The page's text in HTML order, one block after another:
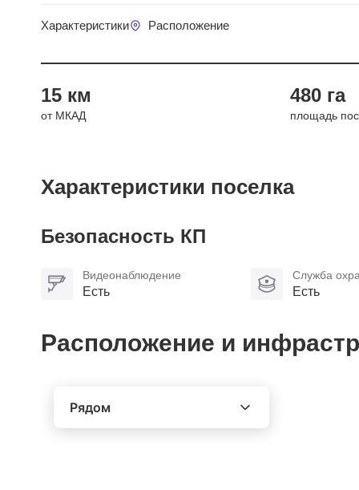
Характеристики Расположение
15 км
от МКАД
480 га
площадь
Характеристики поселка
Безопасность КП
Видеонаблюдение
Есть
Служба
Есть
Расположение и
Рядом